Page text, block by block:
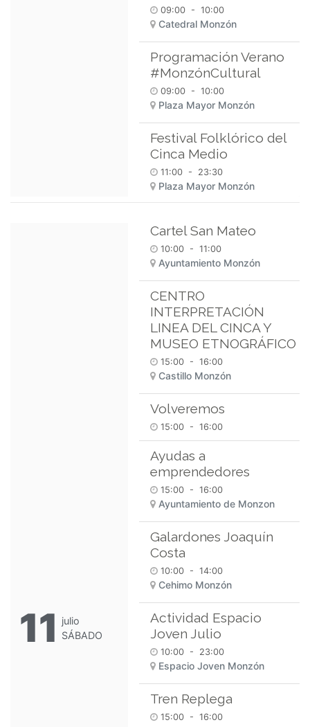
09:00 - 10:00
Catedral Monzón
Programación Verano
#MonzónCultural
09:00 - 10:00
Plaza Mayor Monzón
Festival Folklórico del
Cinca Medio
11:00 - 23:30
Plaza Mayor Monzón
11
julio
SÁBADO
Cartel San Mateo
10:00 - 11:00
Ayuntamiento Monzón
CENTRO
INTERPRETACIÓN
LINEA DEL CINCA Y
MUSEO ETNOGRÁFICO
15:00 - 16:00
Castillo Monzón
Volveremos
15:00 - 16:00
Ayudas a
emprendedores
15:00 - 16:00
Ayuntamiento de Monzon
Galardones Joaquín
Costa
10:00 - 14:00
Cehimo Monzón
Actividad Espacio
Joven Julio
10:00 - 23:00
Espacio Joven Monzón
Tren Replega
15:00 - 16:00